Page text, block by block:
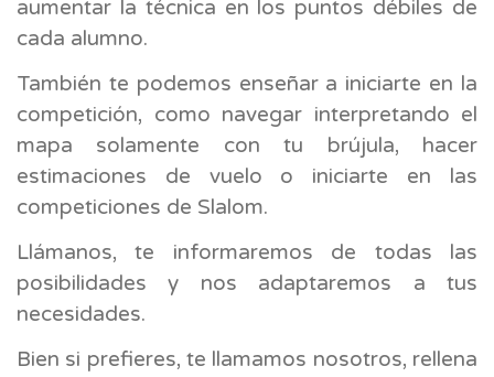
aumentar la técnica en los puntos débiles de
cada alumno.
También te podemos enseñar a iniciarte en la
competición, como navegar interpretando el
mapa solamente con tu brújula, hacer
estimaciones de vuelo o iniciarte en las
competiciones de Slalom.
Llámanos, te informaremos de todas las
posibilidades y nos adaptaremos a tus
necesidades.
Bien si prefieres, te llamamos nosotros, rellena